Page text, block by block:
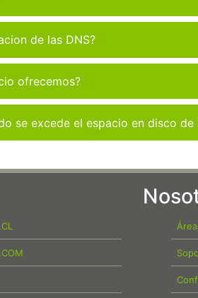
de las DNS?
ofrecemos?
se excede el espacio en disco de